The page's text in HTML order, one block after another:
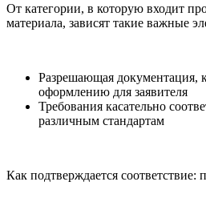
От категории, в которую входит
материала, зависят такие важные
Разрешающая документация,
оформлению для заявителя
Требования касательно
различным стандартам
Как подтверждается соответствие: